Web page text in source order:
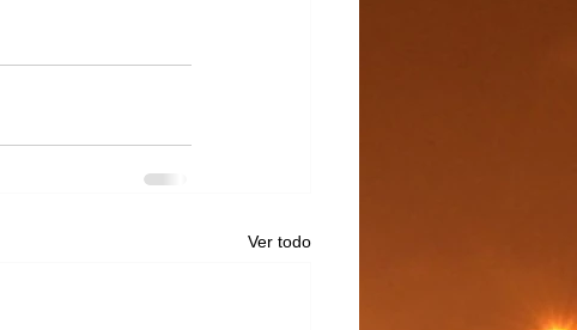
Ver todo